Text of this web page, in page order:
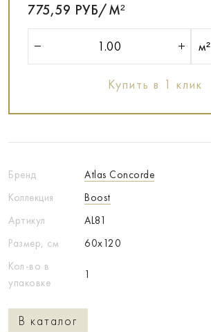
Бренд
Atlas Concorde
Коллекция
Boost
Артикул
AL81
Размер, см
60x120
Кол-во в
упаковке
1
В каталог
775,59 РУБ/М²
м²
Купить в 1 клик